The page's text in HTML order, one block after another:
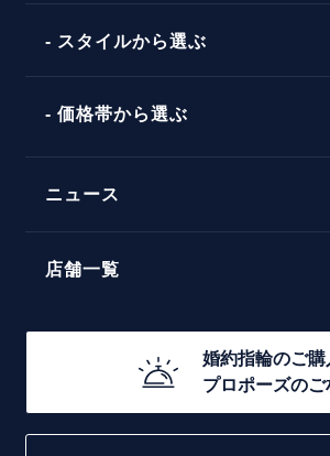
言葉
コンビネーション
ソリテール
ラインメレ
スタイルから選ぶ
シンプル
モード
エレガント
価格帯から選ぶ
30万円台～
20万円台～
10万円台～
ニュース
店舗一覧
函館店
婚約指輪のご購
プロポーズのご